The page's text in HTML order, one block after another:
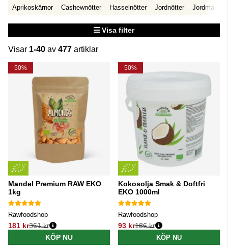
Aprikoskärnor Cashewnötter Hasselnötter Jordnötter Jordmandel
Visa filter
Visar 1-40 av 477 artiklar
Produkter
50%
Mandel Premium RAW EKO
1kg
Rawfoodshop
181 kr
Ordinarie pris:
361 kr
KÖP NU
50%
Kokosolja Smak & Doftfri
EKO 1000ml
Rawfoodshop
93 kr
Ordinarie pris:
186 kr
KÖP NU